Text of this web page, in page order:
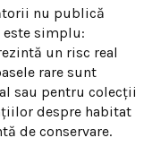
nu publică
este simplu:
un risc real
rare sunt
sau pentru colecții
despre habitat
de conservare.